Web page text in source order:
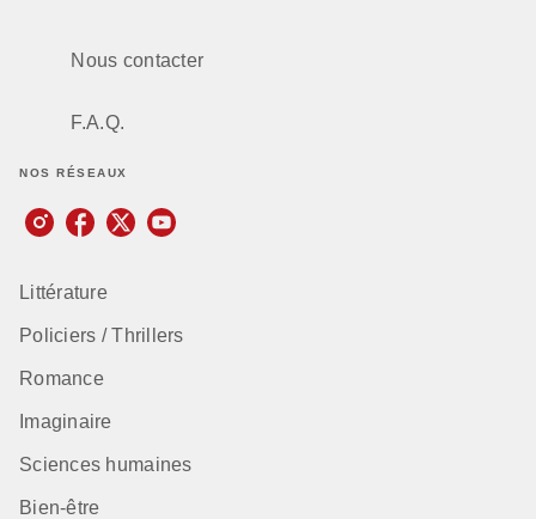
Nous contacter
F.A.Q.
NOS RÉSEAUX
Littérature
Policiers / Thrillers
Romance
Imaginaire
Sciences humaines
Bien-être